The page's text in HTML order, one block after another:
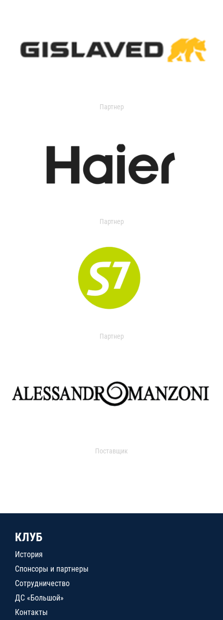
Партнер
Партнер
Партнер
Поставщик
КЛУБ
История
Спонсоры и партнеры
Сотрудничество
ДС «Большой»
Контакты